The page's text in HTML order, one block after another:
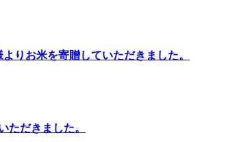
りお米を寄贈していただきました。
ただきました。